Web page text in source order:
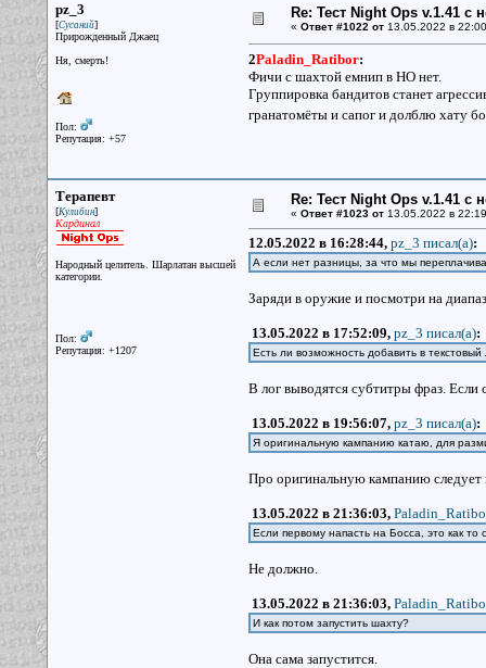
pz_3
[Сусаний]
Прирожденный Джаец
Ня, смерть!
Пол:
Репутация: +57
Re: Тест Night Ops v.1.41 с
« Ответ #1022 от13.05.2022 в
2Paladin_Ratibor:
Фичи с шахтой емнип в НО нет.
Группировка бандитов станет
гранатомёты и сапог и долблю хату
Терапевт
[Кулибин]
Кардинал
Народный целитель. Шарлатан высшей
категории.
Пол:
Репутация: +1207
Re: Тест Night Ops v.1.41 с
« Ответ #1023 от13.05.2022 в
12.05.2022 в 16:28:44, pz_3 писал(a):
А если нет разницы, за что мы
Заряди в оружие и посмотри на
13.05.2022 в 17:52:09, pz_3 писал(a):
Есть ли возможность добавить в текстовый
В лог выводятся субтитры фраз. Если
13.05.2022 в 19:56:07, pz_3 писал(a):
Я оригинальную кампанию катаю, для
Про оригинальную кампанию
13.05.2022 в 21:36:03,
Если первому напасть на Босса, это как
Не должно.
13.05.2022 в 21:36:03,
И как потом запустить шахту?
Она сама запустится.